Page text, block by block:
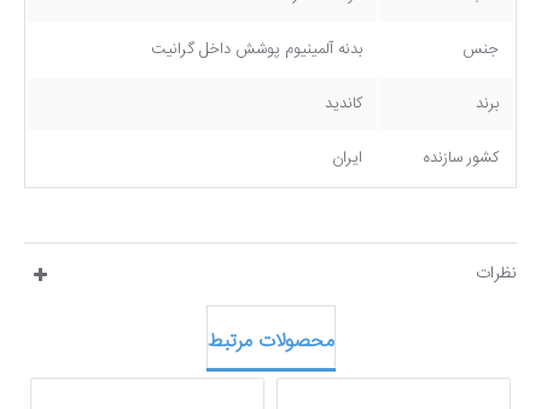
جنس بدنه آلمینیوم پوشش داخل گرانیت
برند کاندید
کشور سازنده ایران
نظرات
محصولات مرتبط